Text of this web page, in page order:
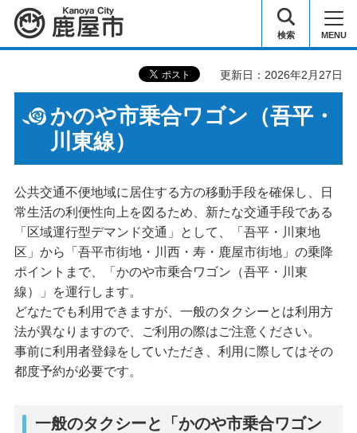
鹿屋市 検索 MENU
更新日：2026年2月27日
かのや市乗合ワゴン（吾平・
川東線）
公共交通不便地域に居住する方の移動手段を確保し、日
常生活の利便性向上を図るため、新たな交通手段である
「区域運行型デマンド交通」として、「吾平・川東地
区」から「吾平市街地・川西・寿・鹿屋市街地」の乗降
ポイントまで、「かのや市乗合ワゴン（吾平・川東
線）」を運行します。
どなたでも利用できますが、一般のタクシーとは利用方
法が異なりますので、ご利用の際はご注意ください。
事前に利用者登録をしていただき、利用に際してはその
都度予約が必要です。
一般のタクシーと「かのや市乗合ワゴン